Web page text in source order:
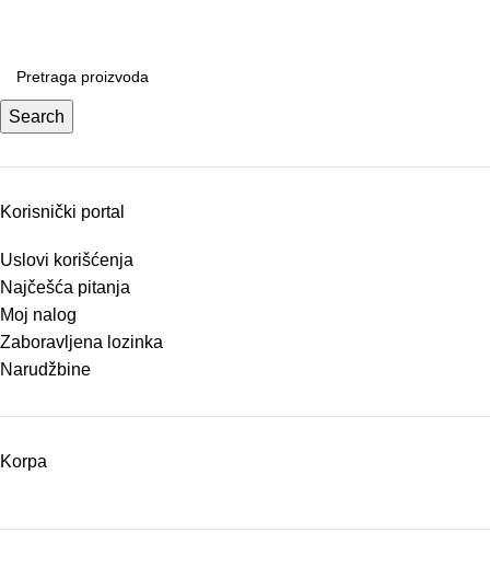
Search
Korisnički portal
Uslovi korišćenja
Najčešća pitanja
Moj nalog
Zaboravljena lozinka
Narudžbine
Korpa